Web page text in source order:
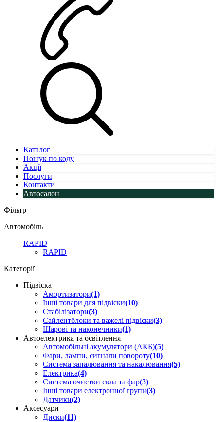
Каталог
Пошук по коду
Акції
Послуги
Контакти
Автосалон
Фільтр
Автомобіль
RAPID
RAPID
Категорії
Підвіска
Амортизатори(1)
Інші товари для підвіски(10)
Стабілізатори(3)
Сайлентблоки та важелі підвіски(3)
Шарові та наконечники(1)
Автоелектрика та освітлення
Автомобільні акумулятори (АКБ)(5)
Фари, лампи, сигнали повороту(10)
Система запалювання та накалювання(5)
Електрика(4)
Система очистки скла та фар(3)
Інші товари електронної групи(3)
Датчики(2)
Аксесуари
Диски(11)